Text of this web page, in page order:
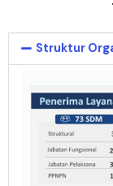
Struktur